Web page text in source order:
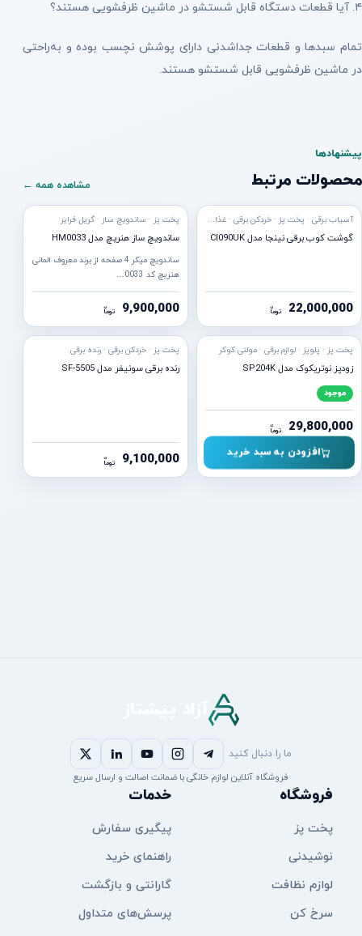
۴. آیا قطعات دستگاه قابل شستشو در ماشین ظرفشویی هستند؟
تمام سبدها و قطعات جداشدنی دارای پوشش نچسب بوده و به‌راحتی
در ماشین ظرفشویی قابل شستشو هستند.
پیشنهادها
محصولات مرتبط مشاهده همه ←
آسیاب برقی · پخت پز · خردکن برقی · غذاساز برقی · گوشت کوب برقی
گوشت کوب برقی نینجا مدل CI090UK
22,000,000 توما
ن
پخت پز · ساندویچ ساز · گریل فرایر
ساندویچ ساز هنریچ مدل HM0033
ساندویچ میکر 4 صفحه از برند معروف المانی
هنریچ کد 0033…
9,900,000 توما
ن
ارسال
پخت پز · پلوپز · لوازم برقی · مولتی کوکر
زودپز نوتریکوک مدل SP204K
موجود
29,800,000 توما
ن
افزودن به سبد خرید
پخت پز · خردکن برقی · رنده برقی
رنده برقی سونیفر مدل SF-5505
9,100,000 توما
ن
ما را دنبال کنید
فروشگاه آنلاین لوازم خانگی با ضمانت اصالت و ارسال سریع
فروشگاه
پخت پز
نوشیدنی
لوازم نظافت
سرخ کن
خدمات
پیگیری سفارش
راهنمای خرید
گارانتی و بازگشت
پرسش‌های متداول